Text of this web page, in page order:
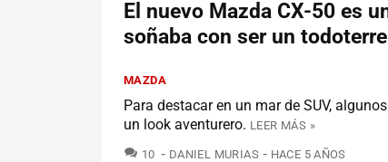
El nuevo Mazda CX-50 es
soñaba con ser un
MAZDA
Para destacar en un mar de SUV,
un look aventurero. LEER MÁS »
10 COMENTARIOS
DANIEL MURIAS HACE 5 AÑOS